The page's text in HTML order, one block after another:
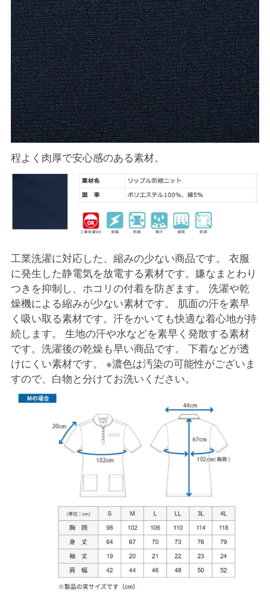
程よく肉厚で安心感のある素材。
工業洗濯に対応した、縮みの少ない商品です。 衣服
に発生した静電気を放電する素材です。嫌なまとわり
つきを抑制し、ホコリの付着を防ぎます。 洗濯や乾
燥機による縮みが少ない素材です。 肌面の汗を素早
く吸い取る素材です。汗をかいても快適な着心地が持
続します。 生地の汗や水などを素早く発散する素材
です。洗濯後の乾燥も早い商品です。 下着などが透
けにくい素材です。 ※濃色は汚染の可能性がございま
すので、白物と分けてお洗いください。